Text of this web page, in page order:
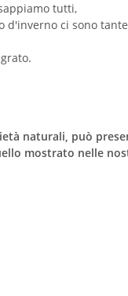
tutti,
ci sono
naturali, può
mostrato nelle